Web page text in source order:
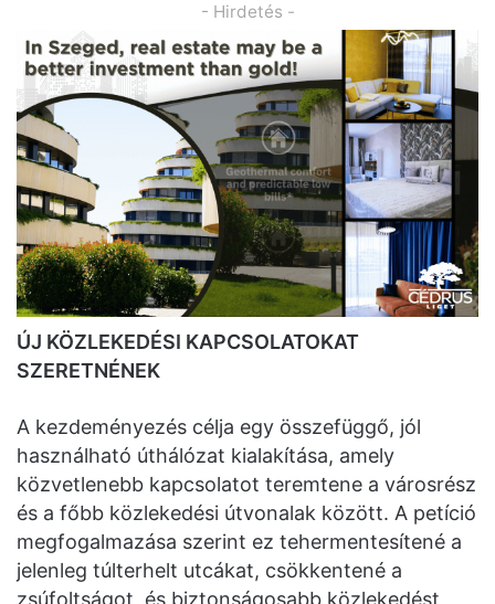
- Hirdetés -
ÚJ KÖZLEKEDÉSI KAPCSOLATOKAT
SZERETNÉNEK
A kezdeményezés célja egy összefüggő, jól
használható úthálózat kialakítása, amely
közvetlenebb kapcsolatot teremtene a városrész
és a főbb közlekedési útvonalak között. A petíció
megfogalmazása szerint ez tehermentesítené a
jelenleg túlterhelt utcákat, csökkentené a
zsúfoltságot, és biztonságosabb közlekedést